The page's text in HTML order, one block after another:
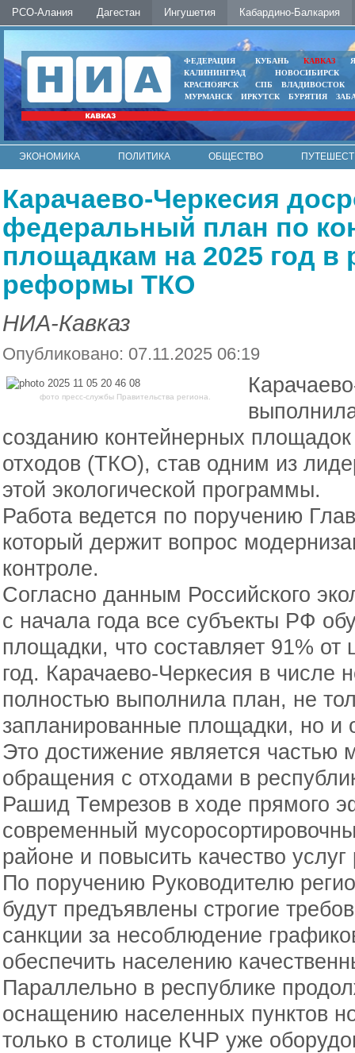
РСО-Алания Дагестан Ингушетия Кабардино-Балкария
ФЕДЕРАЦИЯ КУБАНЬ КАВКАЗ
КАЛИНИНГРАД
НОВОСИБИРСК
КРАСНОЯРСК
СПБ
ВЛАДИВОСТОК
МУРМАНСК
ИРКУТСК БУРЯТИЯ
ЭКОНОМИКА ПОЛИТИКА ОБЩЕСТВО
Карачаево-Черкесия
федеральный план по
площадкам на 2025 год в
реформы ТКО
НИА-Кавказ
Опубликовано: 07.11.2025 06:19
фото пресс-службы Правительства региона.
созданию контейнерных
отходов (ТКО), став одним из
этой экологической программы.
Работа ведется по поручению
который держит вопрос
контроле.
Согласно данным Российского
с начала года все субъекты РФ
площадки, что составляет 91% от
год. Карачаево-Черкесия в числе
полностью выполнила план, не
запланированные площадки, но и
Это достижение является
обращения с отходами в
Рашид Темрезов в ходе прямого
современный
районе и повысить качество
По поручению Руководителю
будут предъявлены строгие
санкции за несоблюдение
обеспечить населению
Параллельно в республике
оснащению населенных пунктов
только в столице КЧР уже